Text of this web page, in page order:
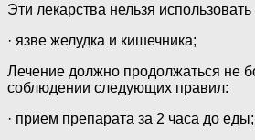
Эти лекарства нельзя использовать
· язве желудка и кишечника;
Лечение должно продолжаться не
соблюдении следующих правил:
· прием препарата за 2 часа до еды;